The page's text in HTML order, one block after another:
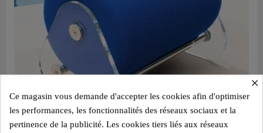
×
Ce magasin vous demande d'accepter les cookies afin d'optimiser
les performances, les fonctionnalités des réseaux sociaux et la
pertinence de la publicité. Les cookies tiers liés aux réseaux